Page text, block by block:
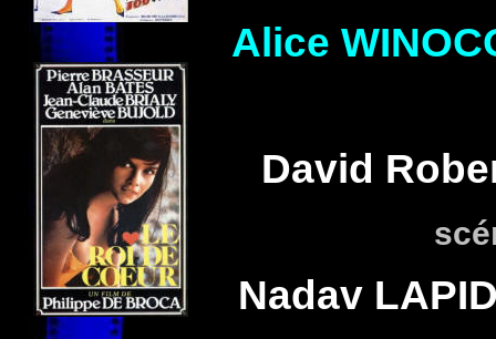
Alice
David
Nadav